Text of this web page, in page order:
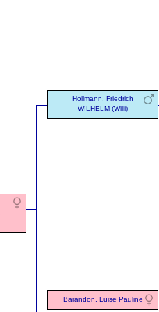
Hollmann, Friedrich
WILHELM (Willi)
Barandon, Luise Pauline